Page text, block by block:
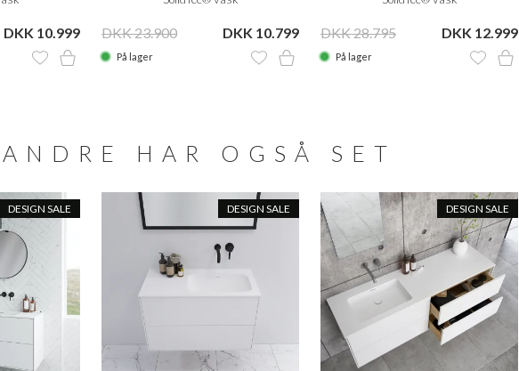
DKK 10.999 DKK 23.900 DKK 10.799
På lager
DKK 28.795 DKK 12.999
På lager
ANDRE HAR OGSÅ SET
DESIGN SALE DESIGN SALE DESIGN SALE